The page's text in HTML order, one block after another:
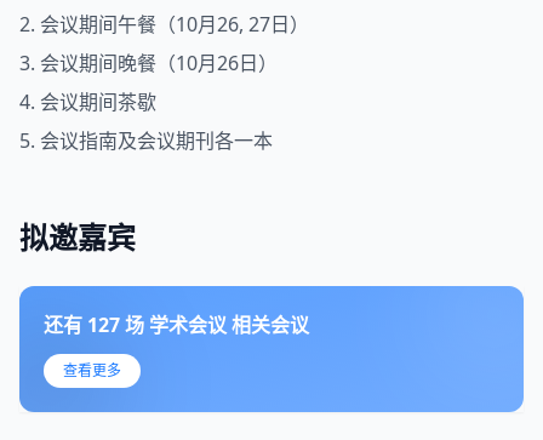
2. 会议期间午餐（10月26, 27日）
3. 会议期间晚餐（10月26日）
4. 会议期间茶歇
5. 会议指南及会议期刊各一本
拟邀嘉宾
还有 127场 学术会议 相关会议
查看更多